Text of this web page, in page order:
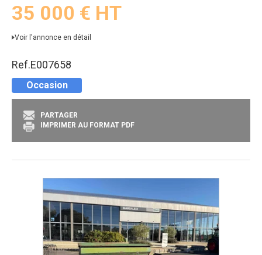
35 000 € HT
Voir l'annonce en détail
Ref.E007658
Occasion
PARTAGER
IMPRIMER AU FORMAT PDF